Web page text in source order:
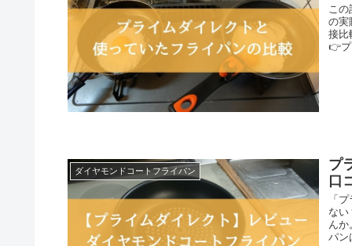
この
の実
接比
👉
ダイヤモンドコートフライパン
プ
口
「
ない
んか
パン